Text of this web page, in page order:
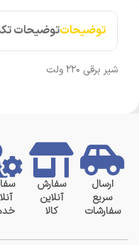
توضیحاتتوضیحات
شیر برقی ۲۲۰ ولت
ارسال
سریع
سفارشات
سفارش
آنلاین
کالا